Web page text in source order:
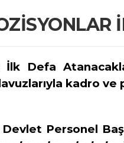
Defa
kadro
Personel